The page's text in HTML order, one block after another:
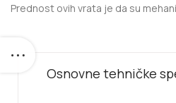
Prednost ovih vrata je da su
Osnovne tehničke